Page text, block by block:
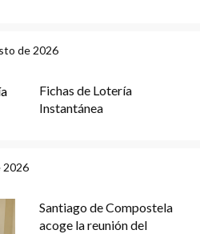
de 2026
Fichas de Lotería
Instantánea
2026
Santiago de Compostela
acoge la reunión del